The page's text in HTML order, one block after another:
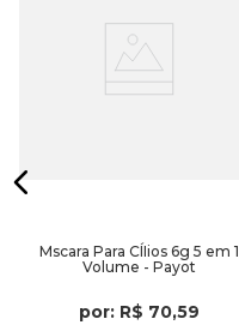
Mscara Para CÍIios 6g 5 em 1
Volume - Payot
por: R$ 70,59